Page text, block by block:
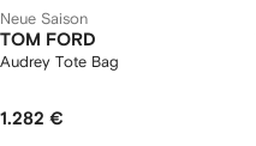
Neue Saison
TOM FORD
Audrey Tote Bag
1.282 €